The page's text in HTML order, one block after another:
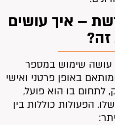
– איך עושים
עושה שימוש במספר
באופן פרטני ואישי
לתחום בו הוא פועל,
הפעולות כוללות בין